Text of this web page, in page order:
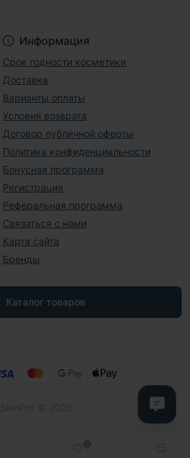
Информация
Срок годности косметики
Доставка
Варианты оплаты
Условия возврата
Договор публичной оферты
Политика конфиденциальности
Бонусная программа
Регистрация
Реферальная программа
Связаться с нами
Карта сайта
Бренды
Каталог товаров